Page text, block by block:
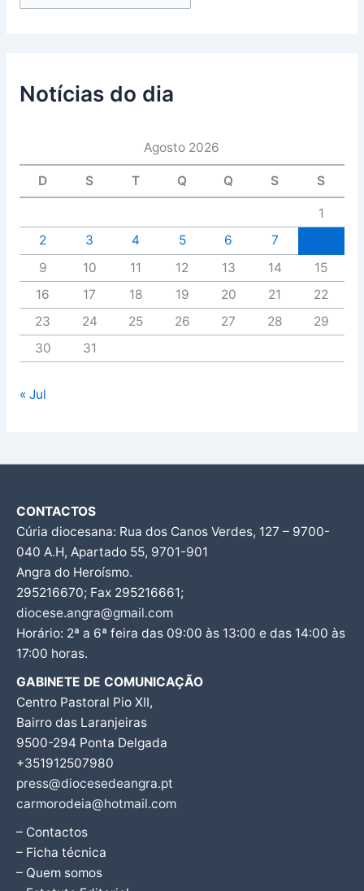
Notícias do dia
Agosto 2026
D S T Q Q S S
1
2
3 4 5 6 7
9
10 11 12 13 14
15
16
17 18 19 20 21
22
23
24 25 26 27 28
29
30
31
« Jul
CONTACTOS
Cúria diocesana: Rua dos Canos Verdes, 127 – 9700-
040 A.H, Apartado 55, 9701-901
Angra do Heroísmo.
295216670; Fax 295216661;
diocese.angra@gmail.com
Horário: 2ª a 6ª feira das 09:00 às 13:00 e das 14:00 às
17:00 horas.
GABINETE DE COMUNICAÇÃO
Centro Pastoral Pio XII,
Bairro das Laranjeiras
9500-294 Ponta Delgada
+351912507980
press@diocesedeangra.pt
carmorodeia@hotmail.com
– Contactos
– Ficha técnica
– Quem somos